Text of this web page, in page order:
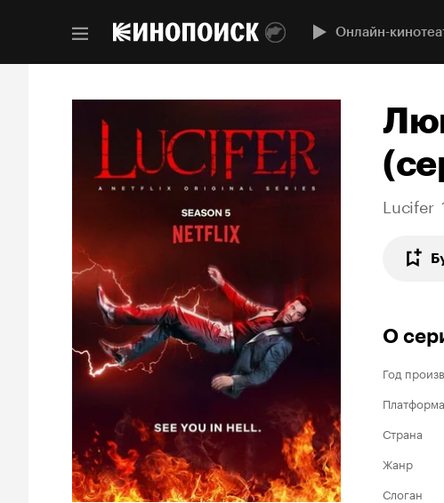
Онлайн-
(
Lucifer
О
Год
Платформа
Страна
Жанр
Слоган